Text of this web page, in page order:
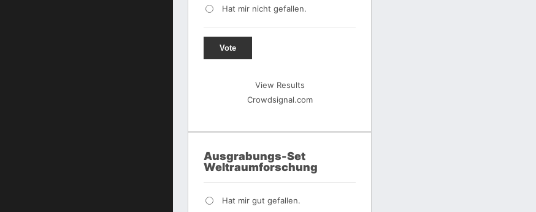
Hat mir nicht gefallen.
Vote
View Results
Crowdsignal.com
Ausgrabungs-Set
Weltraumforschung
Hat mir gut gefallen.